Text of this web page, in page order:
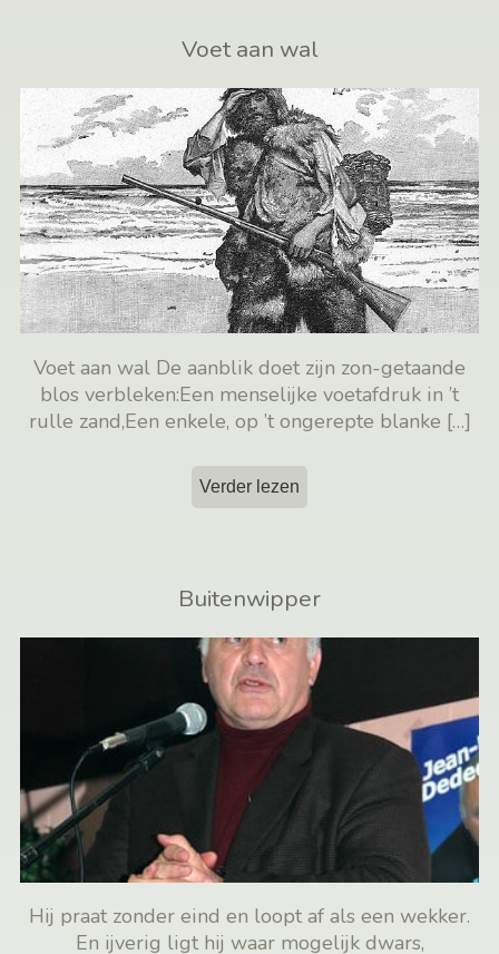
Voet aan wal
Voet aan wal De aanblik doet zijn zon-getaande
blos verbleken:Een menselijke voetafdruk in ’t
rulle zand,Een enkele, op ’t ongerepte blanke […]
Verder lezen
Buitenwipper
Hij praat zonder eind en loopt af als een wekker.
En ijverig ligt hij waar mogelijk dwars,